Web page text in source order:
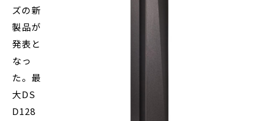
ズの新
製品が
発表と
なっ
た。最
大DS
D128